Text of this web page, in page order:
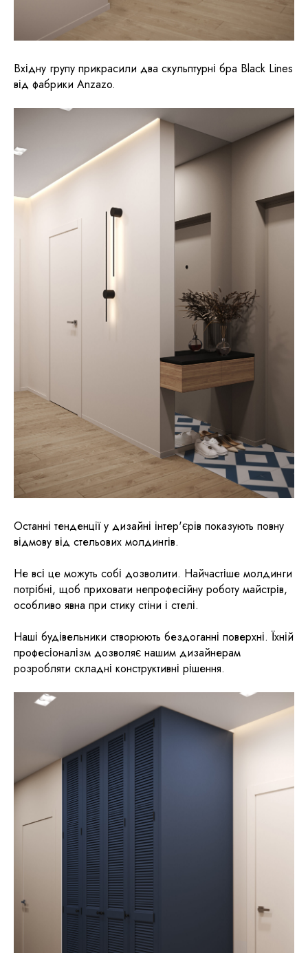
Вхідну групу прикрасили два скульптурні бра Black Lines
від фабрики Anzazo.
Останні тенденції у дизайні інтер'єрів показують повну
відмову від стельових молдингів.
Не всі це можуть собі дозволити. Найчастіше молдинги
потрібні, щоб приховати непрофесійну роботу майстрів,
особливо явна при стику стіни і стелі.
Наші будівельники створюють бездоганні поверхні. Їхній
професіоналізм дозволяє нашим дизайнерам
розробляти складні конструктивні рішення.